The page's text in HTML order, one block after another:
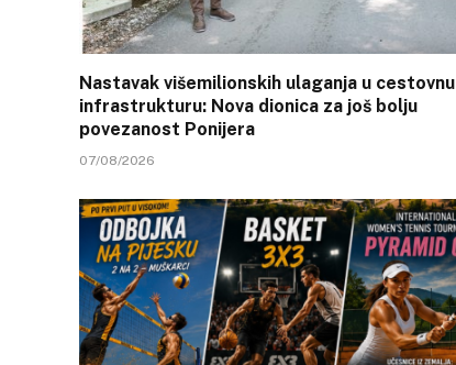
Nastavak višemilionskih ulaganja u cestovnu
infrastrukturu: Nova dionica za još bolju
povezanost Ponijera
07/08/2026